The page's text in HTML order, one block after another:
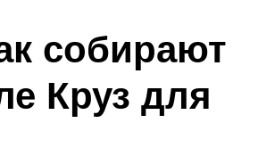
собирают
Круз для